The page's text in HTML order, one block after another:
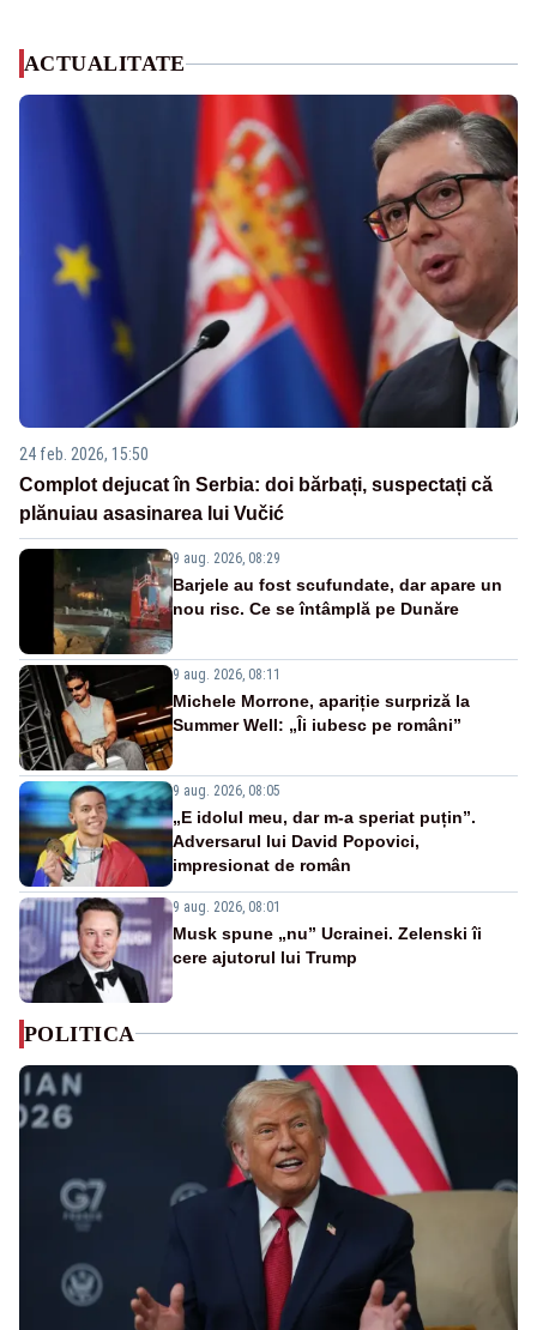
ACTUALITATE
24 feb. 2026, 15:50
Complot dejucat în Serbia: doi bărbați, suspectați că
plănuiau asasinarea lui Vučić
9 aug. 2026, 08:29
Barjele au fost scufundate, dar apare un
nou risc. Ce se întâmplă pe Dunăre
9 aug. 2026, 08:11
Michele Morrone, apariție surpriză la
Summer Well: „Îi iubesc pe români”
9 aug. 2026, 08:05
„E idolul meu, dar m-a speriat puțin”.
Adversarul lui David Popovici,
impresionat de român
9 aug. 2026, 08:01
Musk spune „nu” Ucrainei. Zelenski îi
cere ajutorul lui Trump
POLITICA